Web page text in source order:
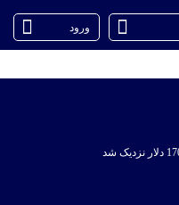
ورود
@Armteam_admin_104